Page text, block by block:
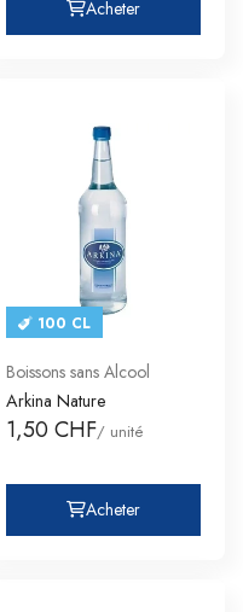
Acheter
100 CL
Boissons sans Alcool
Arkina Nature
1,50 CHF/ unité
Acheter